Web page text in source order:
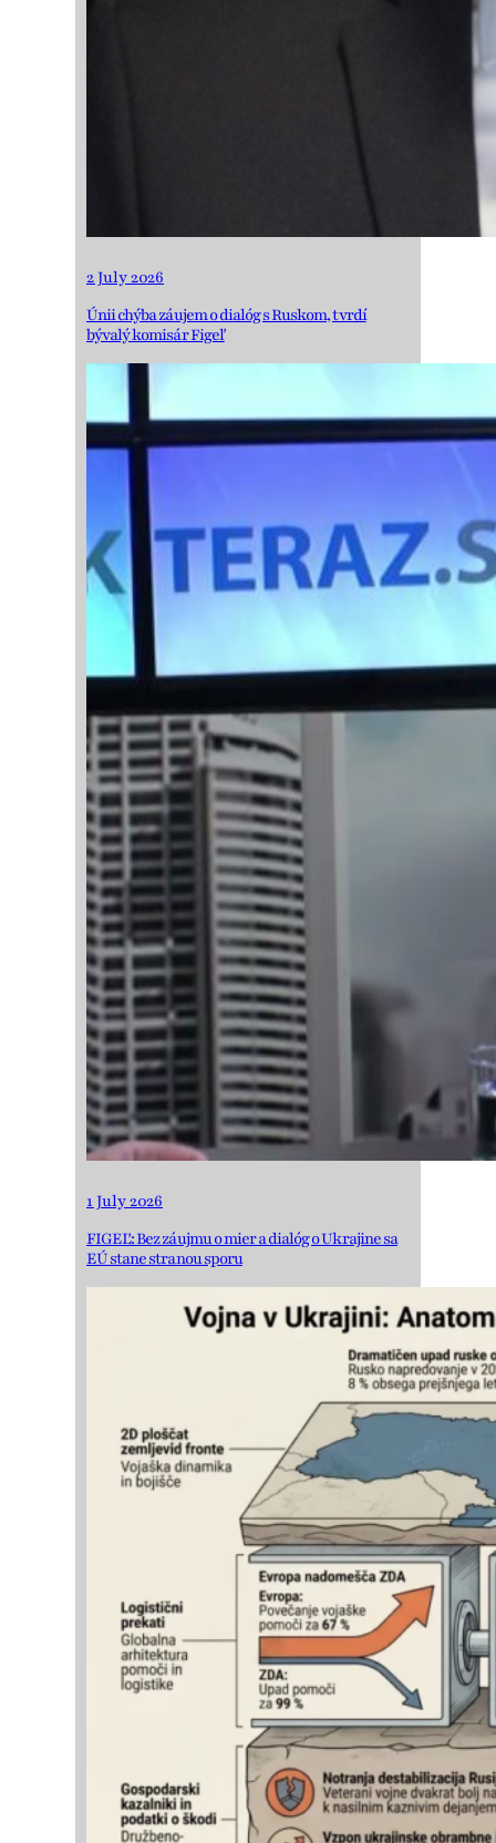
2 July 2026
Únii chýba záujem o dialóg s Ruskom, tvrdí
bývalý komisár Figeľ
1 July 2026
FIGEĽ: Bez záujmu o mier a dialóg o Ukrajine sa
EÚ stane stranou sporu